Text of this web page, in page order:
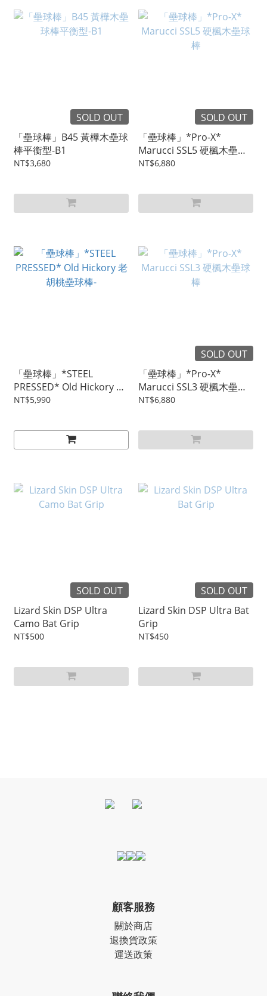
SOLD OUT
「壘球棒」B45 黃樺木壘球
棒平衡型-B1
NT$3,680
SOLD OUT
「壘球棒」*Pro-X*
Marucci SSL5 硬楓木壘球
棒
NT$6,880
「壘球棒」*STEEL
PRESSED* Old Hickory 老
胡桃壘球棒-
NT$5,990
SOLD OUT
「壘球棒」*Pro-X*
Marucci SSL3 硬楓木壘球
棒
NT$6,880
SOLD OUT
Lizard Skin DSP Ultra
Camo Bat Grip
NT$500
SOLD OUT
Lizard Skin DSP Ultra Bat
Grip
NT$450
顧客服務
關於商店
退換貨政策
運送政策